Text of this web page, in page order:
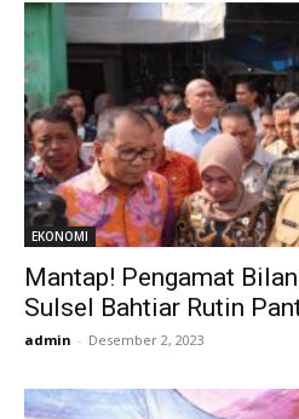
EKONOMI
Mantap! Pengamat
Sulsel Bahtiar Rutin
admin - Desember 2, 2023